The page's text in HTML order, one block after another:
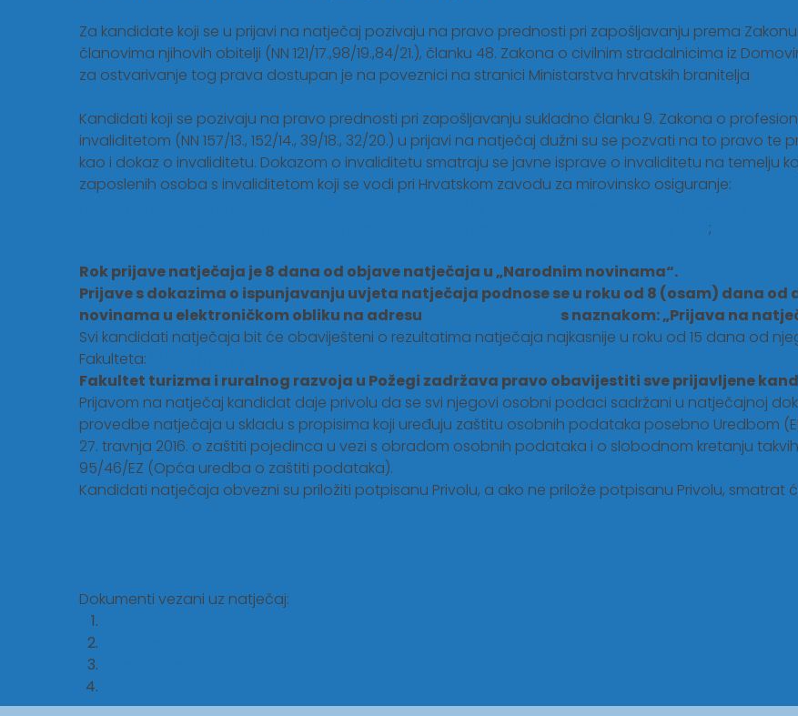
Za kandidate koji se u prijavi na natječaj pozivaju na pravo prednosti pri zapošljavanju prema
članovima njihovih obitelji (NN 121/17.,98/19.,84/21.), članku 48. Zakona o civilnim stradalnicima iz
za ostvarivanje tog prava dostupan je na poveznici na stranici Ministarstva hrvatskih branitelja
Kandidati koji se pozivaju na pravo prednosti pri zapošljavanju sukladno članku 9. Zakona o
invaliditetom (NN 157/13., 152/14., 39/18., 32/20.) u prijavi na natječaj dužni su se pozvati na to pravo
kao i dokaz o invaliditetu. Dokazom o invaliditetu smatraju se javne isprave o invaliditetu na temelju
zaposlenih osoba s invaliditetom koji se vodi pri Hrvatskom zavodu za mirovinsko osiguranje:
;
Rok prijave natječaja je 8 dana od objave natječaja u „Narodnim novinama“.
Prijave s dokazima o ispunjavanju uvjeta natječaja podnose se u roku od 8 (osam) dana
novinama u elektroničkom obliku na adresu
s naznakom: „Prijava na
Svi kandidati natječaja bit će obaviješteni o rezultatima natječaja najkasnije u roku od 15 dana od
Fakulteta:
Fakultet turizma i ruralnog razvoja u Požegi zadržava pravo obavijestiti sve prijavljene
Prijavom na natječaj kandidat daje privolu da se svi njegovi osobni podaci sadržani u natječajnoj
provedbe natječaja u skladu s propisima koji uređuju zaštitu osobnih podataka posebno Uredbom
27. travnja 2016. o zaštiti pojedinca u vezi s obradom osobnih podataka i o slobodnom kretanju
95/46/EZ (Opća uredba o zaštiti podataka).
Kandidati natječaja obvezni su priložiti potpisanu Privolu, a ako ne prilože potpisanu Privolu,
Dokumenti vezani uz natječaj: